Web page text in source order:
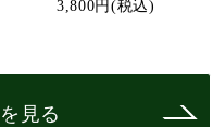
3,800円(税込)
見る